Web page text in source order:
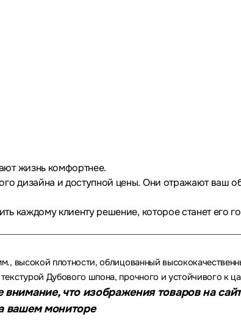
жизнь комфортнее.
дизайна и доступной цены. Они отражают ваш
каждому клиенту решение, которое станет его
высокой плотности, облицованный
Дубового шпона, прочного и устойчивого к
внимание, что изображения товаров на
вашем мониторе